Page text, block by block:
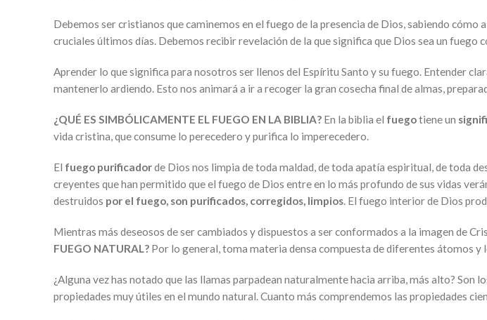
Debemos ser cristianos que caminemos en el fuego de la presencia de Dios, sabiendo
cruciales últimos días. Debemos recibir revelación de la que significa que Dios sea un fuego
Aprender lo que significa para nosotros ser llenos del Espíritu Santo y su fuego. Entender
mantenerlo ardiendo. Esto nos animará a ir a recoger la gran cosecha final de almas,
¿QUÉ ES SIMBÓLICAMENTE EL FUEGO EN LA BIBLIA? En la biblia el fuegotiene un
vida cristina, que consume lo perecedero y purifica lo imperecedero.
El fuego purificadorde Dios nos limpia de toda maldad, de toda apatía espiritual, de toda
creyentes que han permitido que el fuego de Dios entre en lo más profundo de sus vidas
destruidos por el fuego, son purificados, corregidos, limpios. El fuego interior de Dios
Mientras más deseosos de ser cambiados y dispuestos a ser conformados a la imagen de
FUEGO NATURAL? Por lo general, toma materia densa compuesta de diferentes átomos y
¿Alguna vez has notado que las llamas parpadean naturalmente hacia arriba, más alto? Son
propiedades muy útiles en el mundo natural. Cuanto más comprendemos las propiedades